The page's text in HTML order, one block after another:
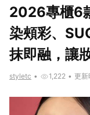
2026專櫃6
染頰彩、
抹即融，讓
styletc • 1,222 • 更